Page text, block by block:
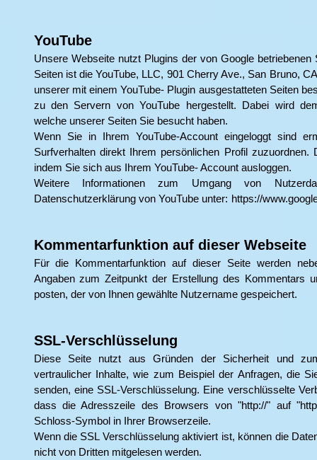
YouTube
Unsere Webseite nutzt Plugins der von Google betriebenen
Seiten ist die YouTube, LLC, 901 Cherry Ave., San Bruno,
unserer mit einem YouTube- Plugin ausgestatteten Seiten
zu den Servern von YouTube hergestellt. Dabei wird
welche unserer Seiten Sie besucht haben.
Wenn Sie in Ihrem YouTube-Account eingeloggt sind
Surfverhalten direkt Ihrem persönlichen Profil zuzuordnen.
indem Sie sich aus Ihrem YouTube- Account ausloggen.
Weitere Informationen zum Umgang von
Datenschutzerklärung von YouTube unter: https://
Kommentarfunktion auf dieser Webseite
Für die Kommentarfunktion auf dieser Seite werden
Angaben zum Zeitpunkt der Erstellung des Kommentars
posten, der von Ihnen gewählte Nutzername gespeichert.
SSL-Verschlüsselung
Diese Seite nutzt aus Gründen der Sicherheit und
vertraulicher Inhalte, wie zum Beispiel der Anfragen, die
senden, eine SSL-Verschlüsselung. Eine verschlüsselte
dass die Adresszeile des Browsers von "http://" auf
Schloss-Symbol in Ihrer Browserzeile.
Wenn die SSL Verschlüsselung aktiviert ist, können die
nicht von Dritten mitgelesen werden.